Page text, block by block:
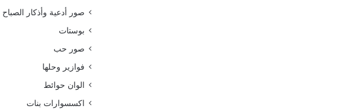
صور أدعية وأذكار الصباح
بوستات
صور حب
فوازير وحلها
الوان حوائط
اكسسوارات بنات